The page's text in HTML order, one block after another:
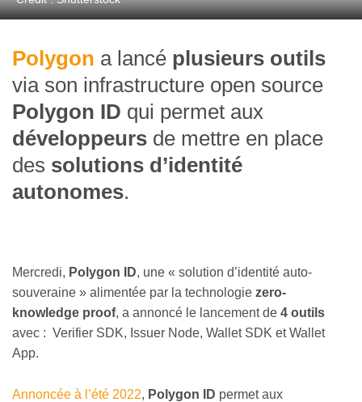
Polygon a lancé plusieurs outils
via son infrastructure open source
Polygon ID qui permet aux
développeurs de mettre en place
des solutions d’identité
autonomes.
Mercredi, Polygon ID, une « solution d’identité auto-
souveraine » alimentée par la technologie zero-
knowledge proof, a annoncé le lancement de 4 outils
avec : Verifier SDK, Issuer Node, Wallet SDK et Wallet
App.
Annoncée à l’été 2022, Polygon ID permet aux